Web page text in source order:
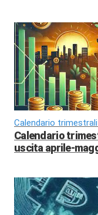
Calendario
Calendario
uscita aprile-